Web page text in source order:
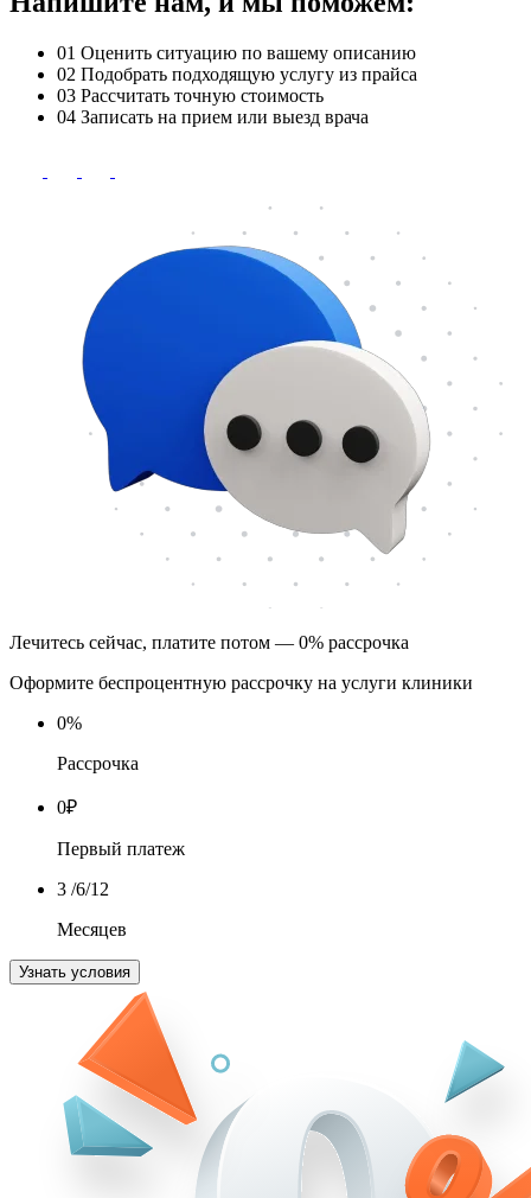
01 Оценить ситуацию по вашему описанию
02 Подобрать подходящую услугу из прайса
03 Рассчитать точную стоимость
04 Записать на прием или выезд врача
Лечитесь сейчас, платите потом — 0% рассрочка
Оформите беспроцентную рассрочку на услуги клиники
0%
Рассрочка
0₽
Первый платеж
3 /6/12
Месяцев
Узнать условия